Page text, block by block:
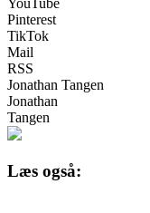
YouTube
Pinterest
TikTok
Mail
RSS
Jonathan Tangen
Jonathan
Tangen
Læs også: